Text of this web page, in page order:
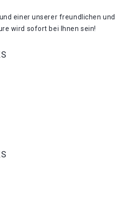
einer unserer freundlichen und
wird sofort bei Ihnen sein!